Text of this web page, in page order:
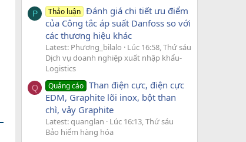
P Thảo luận Đánh giá chi tiết ưu điểm
của Công tắc áp suất Danfoss so với
các thương hiệu khác
Latest: Phương_bilalo
Lúc 16:58, Thứ sáu
Dịch vụ doanh nghiệp xuất nhập khẩu-
Logistics
Q Quảng cáo Than điện cực, điện cực
EDM, Graphite lõi inox, bột than
chì, vảy Graphite
Latest: quanglan
Lúc 16:13, Thứ sáu
Bảo hiểm hàng hóa